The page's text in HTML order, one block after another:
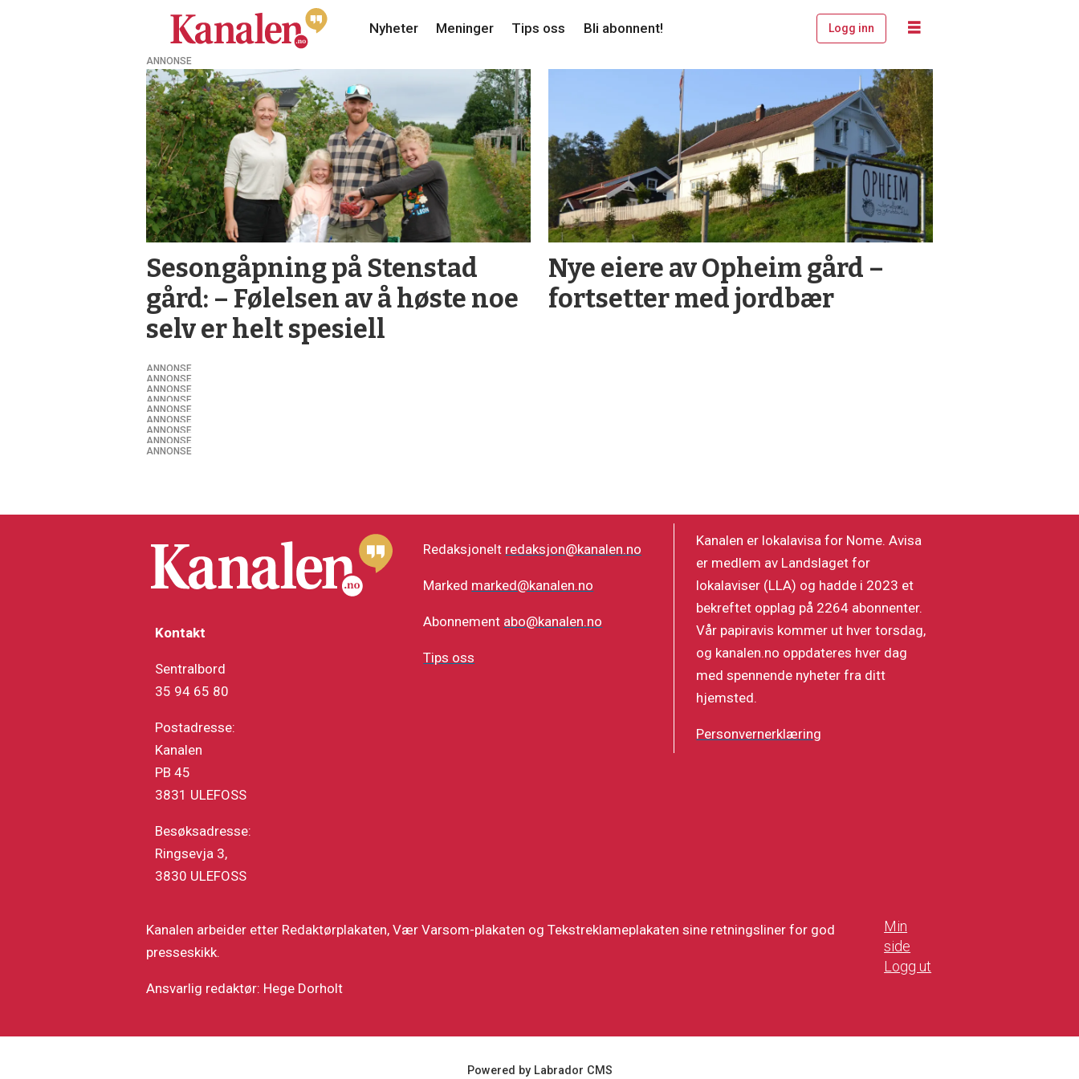
Nyheter Meninger Tips oss Bli abonnent! Logg inn
gårdsbruk
ANNONSE
Sesongåpning på Stenstad
gård: – Følelsen av å høste noe
selv er helt spesiell
Nye eiere av Opheim gård –
fortsetter med jordbær
ANNONSE
ANNONSE
ANNONSE
ANNONSE
ANNONSE
ANNONSE
ANNONSE
ANNONSE
ANNONSE
Kontakt
Sentralbord
35 94 65 80
Postadresse:
Kanalen
PB 45
3831 ULEFOSS
Besøksadresse:
Ringsevja 3,
3830 ULEFOSS
Redaksjonelt redaksjon@kanalen.no
Marked marked@kanalen.no
Abonnement abo@kanalen.no
Tips oss
Kanalen er lokalavisa for Nome. Avisa
er medlem av Landslaget for
lokalaviser (LLA) og hadde i 2023 et
bekreftet opplag på 2264 abonnenter.
Vår papiravis kommer ut hver torsdag,
og kanalen.no oppdateres hver dag
med spennende nyheter fra ditt
hjemsted.
Personvernerklæring
Kanalen arbeider etter Redaktørplakaten, Vær Varsom-plakaten og Tekstreklameplakaten sine retningsliner for god
presseskikk.
Ansvarlig redaktør: Hege Dorholt
Min
side
Logg ut
Powered by Labrador CMS